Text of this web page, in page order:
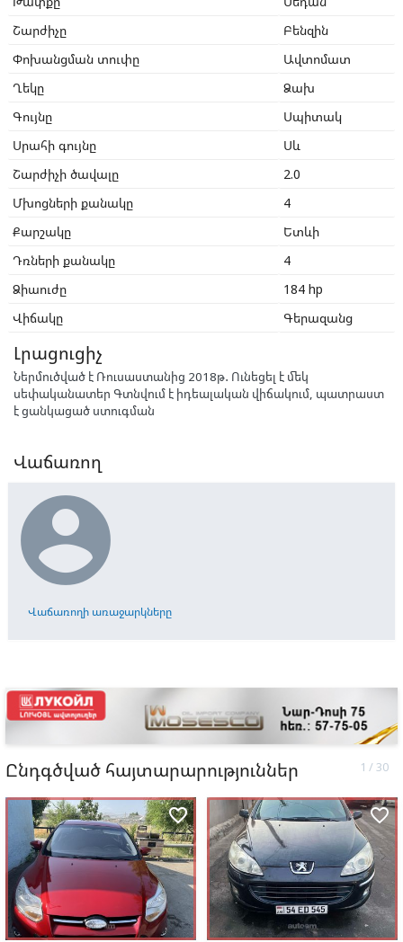
Շարժիչը
Բենզին
Փոխանցման տուփը
Ավտոմատ
Ղեկը
Ձախ
Գույնը
Սպիտակ
Սրահի գույնը
Սև
Շարժիչի ծավալը
2.0
Մխոցների քանակը
4
Քարշակը
Ետևի
Դռների քանակը
4
Ձիաուժը
184 hp
Վիճակը
Գերազանց
Լրացուցիչ
Ներմուծված է Ռուսաստանից 2018թ․ Ունեցել է մեկ
սեփականատեր Գտնվում է իդեալական վիճակում, պատրաստ
է ցանկացած ստուգման
Վաճառող

Վաճառողի առաջարկները
Ընդգծված հայտարարություններ
favorite_border favorite_border